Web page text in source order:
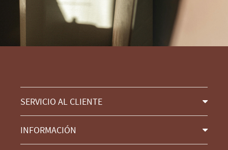
SERVICIO AL CLIENTE
INFORMACIÓN